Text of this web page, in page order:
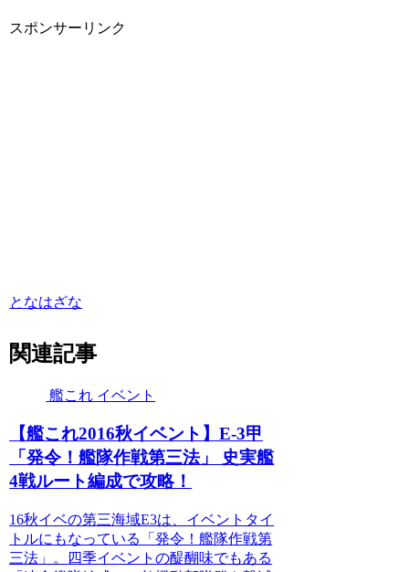
スポンサーリンク
となはざな
関連記事
艦これ イベント
【艦これ2016秋イベント】E-3甲
「発令！艦隊作戦第三法」 史実艦
4戦ルート編成で攻略！
16秋イベの第三海域E3は、イベントタイ
トルにもなっている「発令！艦隊作戦第
三法」。四季イベントの醍醐味でもある